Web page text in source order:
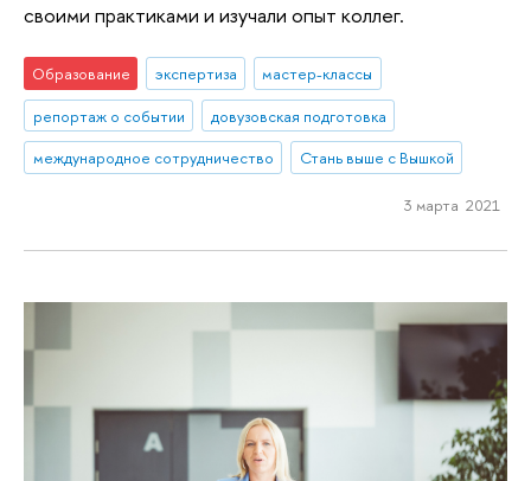
своими практиками и изучали опыт коллег.
Образование экспертиза
мастер-классы
репортаж о событии
довузовская подготовка
международное сотрудничество
Стань выше с Вышкой
3 марта 2021